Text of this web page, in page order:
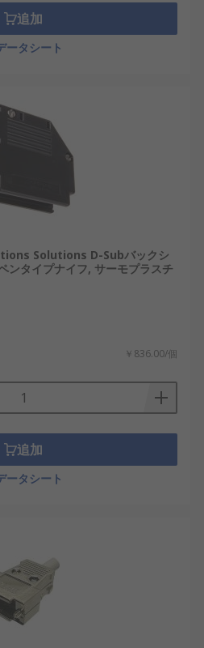
追加
ータシート
Solutions D-Subバックシ
ンタイプナイフ, サーモプラスチ
￥836.00/個
追加
ータシート